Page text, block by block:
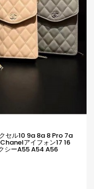
セル10 9a 8a 8 Pro 7a
アイフォン17 16
シーa55 A54 A56
ファッション潮流男女
Pixelなど全機種対